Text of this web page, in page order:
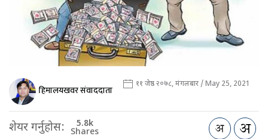
हिमालयखवर संवाददाता ११ जेष्ठ २०७८, मंगलबार / May 25, 2021
शेयर गर्नुहोस: 5.8k
Shares